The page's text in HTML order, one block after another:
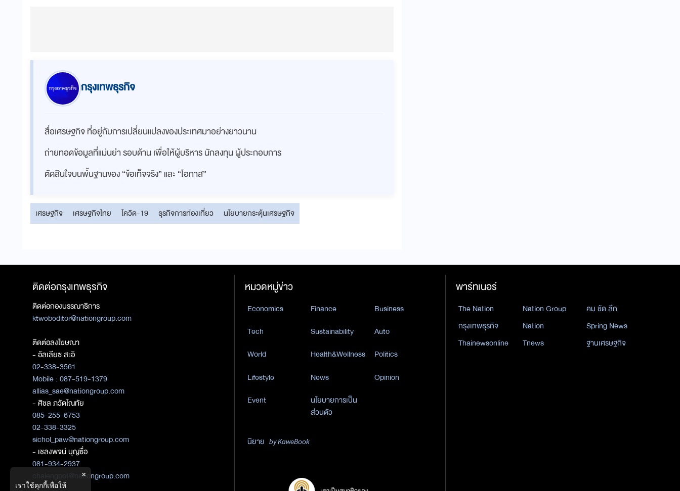
กรุงเทพธุรกิจ
สื่อเศรษฐกิจ ที่อยู่กับการเปลี่ยนแปลงของประเทศมาอย่างยาวนาน
ถ่ายทอดข้อมูลที่แม่นยำ รอบด้าน เพื่อให้ผู้บริหาร นักลงทุน ผู้ประกอบการ
ตัดสินใจบนพื้นฐานของ “ข้อเท็จจริง” และ “โอกาส”
เศรษฐกิจ เศรษฐกิจไทย โควิด-19 ธุรกิจการท่องเที่ยว นโยบายกระตุ้นเศรษฐกิจ
ติดต่อกรุงเทพธุรกิจ
ติดต่อกองบรรณาธิการ
ktwebeditor@nationgroup.com
ติดต่อลงโฆษณา
- อัลเลียซ สะอิ
02-338-3561
Mobile : 087-519-1379
allias_sae@nationgroup.com
- ศิชล ภวัตโณทัย
085-255-6753
02-338-3325
sichol_paw@nationgroup.com
- เชลงพจน์ บุญซื่อ
081-934-2937
chalengpot@nationgroup.com
หมวดหมู่ข่าว
Economics Finance
Business
Tech
Sustainability
Auto
World
Health&Wellness
Politics
Lifestyle
News
Opinion
Event
นโยบายการเป็น
ส่วนตัว
นิยาย by KaweBook
พาร์ทเนอร์
The Nation Nation Group
คม ชัด ลึก
กรุงเทพธุรกิจ
Nation
Spring News
Thainewsonline
Tnews ฐานเศรษฐกิจ
×
เราใช้คุกกี้เพื่อให้